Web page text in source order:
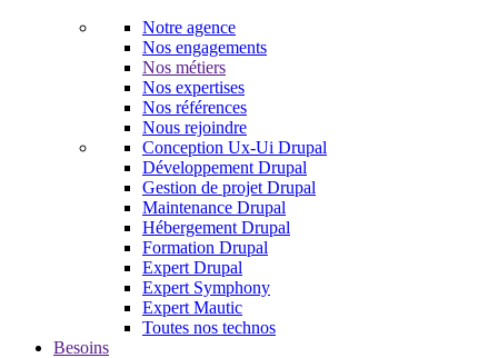
Notre agence
Nos engagements
Nos métiers
Nos expertises
Nos références
Nous rejoindre
Conception Ux-Ui Drupal
Développement Drupal
Gestion de projet Drupal
Maintenance Drupal
Hébergement Drupal
Formation Drupal
Expert Drupal
Expert Symphony
Expert Mautic
Toutes nos technos
Besoins